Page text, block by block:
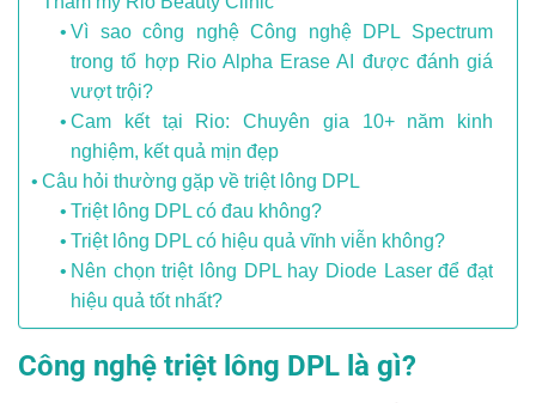
Vì sao công nghệ Công nghệ DPL Spectrum
trong tổ hợp Rio Alpha Erase AI được đánh giá
vượt trội?
Cam kết tại Rio: Chuyên gia 10+ năm kinh
nghiệm, kết quả mịn đẹp
Câu hỏi thường gặp về triệt lông DPL
Triệt lông DPL có đau không?
Triệt lông DPL có hiệu quả vĩnh viễn không?
Nên chọn triệt lông DPL hay Diode Laser để đạt
hiệu quả tốt nhất?
Công nghệ triệt lông DPL là gì?